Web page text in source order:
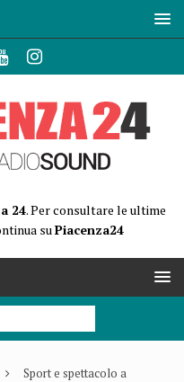
24. Per consultare le ultime
suPiacenza24
Sport e spettacolo a